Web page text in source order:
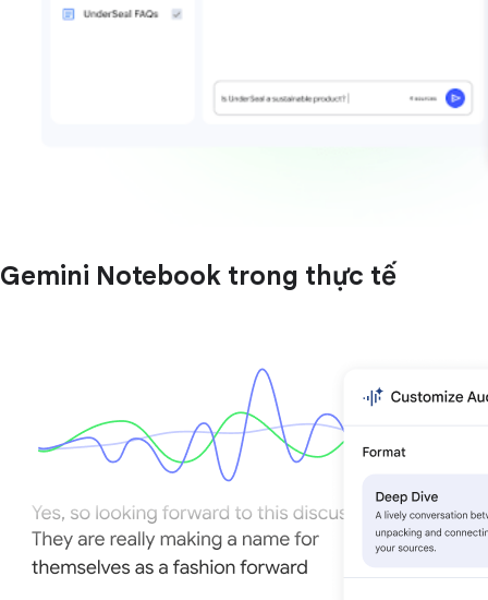
Gemini Notebook trong thực tế